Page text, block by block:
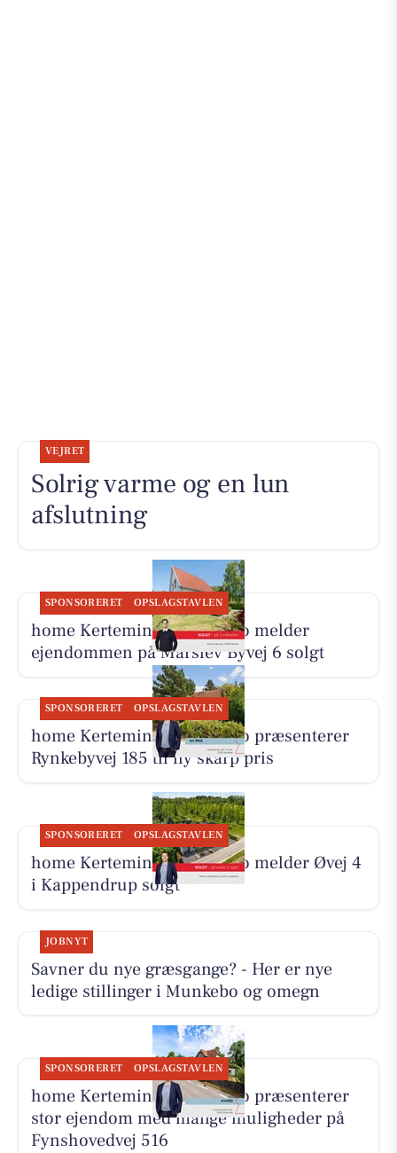
VEJRET
Solrig varme og en lun
afslutning
SPONSORERET OPSLAGSTAVLEN
home Kerteminde-Munkebo melder
ejendommen på Marslev Byvej 6 solgt
SPONSORERET OPSLAGSTAVLEN
home Kerteminde-Munkebo præsenterer
Rynkebyvej 185 til ny skarp pris
SPONSORERET OPSLAGSTAVLEN
home Kerteminde-Munkebo melder Øvej 4
i Kappendrup solgt
JOBNYT
Savner du nye græsgange? - Her er nye
ledige stillinger i Munkebo og omegn
SPONSORERET OPSLAGSTAVLEN
home Kerteminde-Munkebo præsenterer
stor ejendom med mange muligheder på
Fynshovedvej 516